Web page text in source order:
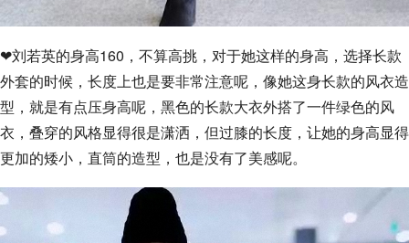
❤刘若英的身高160，不算高挑，对于她这样的身高，选择长款
外套的时候，长度上也是要非常注意呢，像她这身长款的风衣造
型，就是有点压身高呢，黑色的长款大衣外搭了一件绿色的风
衣，叠穿的风格显得很是潇洒，但过膝的长度，让她的身高显得
更加的矮小，直筒的造型，也是没有了美感呢。